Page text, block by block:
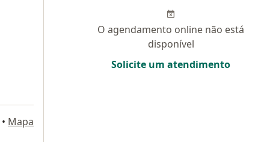
• Mapa
O agendamento online não está
disponível
Solicite um atendimento